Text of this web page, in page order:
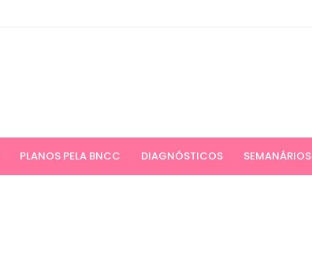
PLANOS PELA BNCC DIAGNÓSTICOS SEMANÁRIOS